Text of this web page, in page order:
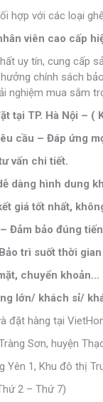
hợp với các loại
viên cao cấp
uy tín, cung cấp
chính sách
nghiệm mua sắm
tại TP. Hà Nội –
cầu – Đáp ứng
vấn chi tiết.
dàng hình dung
giá tốt nhất,
Đảm bảo đúng
trì suốt thời
chuyển khoản…
lớn/ khách sỉ/
đặt hàng tại
Sơn, huyện
Yên 1, Khu đô thị
2 – Thứ 7)